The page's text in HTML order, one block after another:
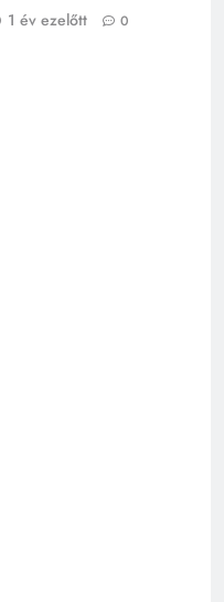
1 év ezelőtt 0